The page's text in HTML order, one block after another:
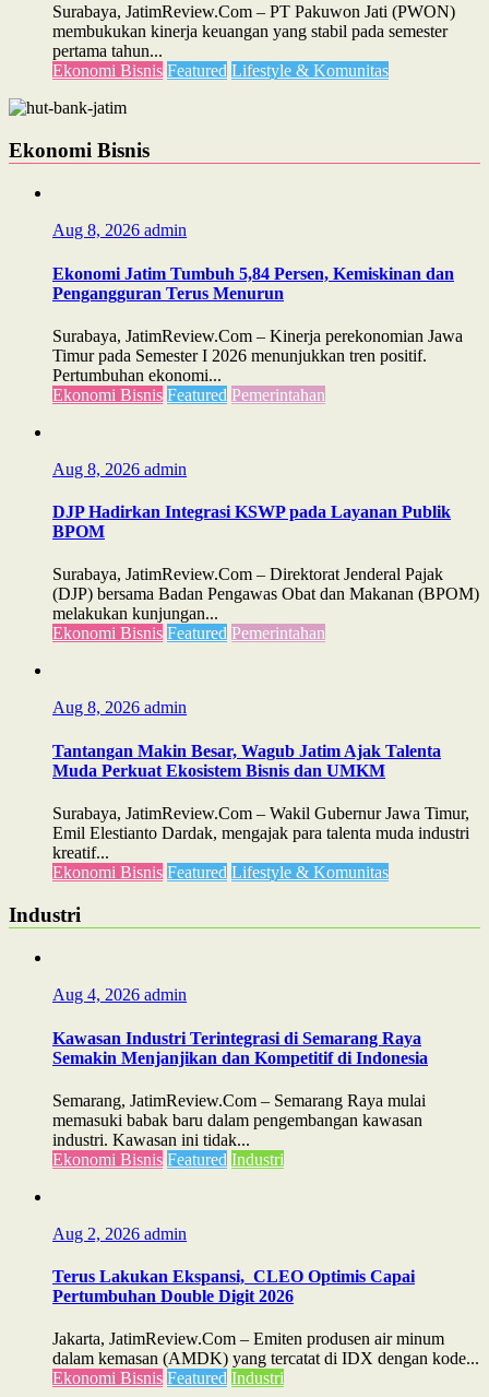
Surabaya, JatimReview.Com – PT Pakuwon Jati (PWON)
membukukan kinerja keuangan yang stabil pada semester
pertama tahun...
Ekonomi Bisnis Featured Lifestyle & Komunitas
Ekonomi Bisnis
Aug 8, 2026 admin
Ekonomi Jatim Tumbuh 5,84 Persen, Kemiskinan dan
Pengangguran Terus Menurun
Surabaya, JatimReview.Com – Kinerja perekonomian Jawa
Timur pada Semester I 2026 menunjukkan tren positif.
Pertumbuhan ekonomi...
Ekonomi Bisnis Featured Pemerintahan
Aug 8, 2026 admin
DJP Hadirkan Integrasi KSWP pada Layanan Publik
BPOM
Surabaya, JatimReview.Com – Direktorat Jenderal Pajak
(DJP) bersama Badan Pengawas Obat dan Makanan (BPOM)
melakukan kunjungan...
Ekonomi Bisnis Featured Pemerintahan
Aug 8, 2026 admin
Tantangan Makin Besar, Wagub Jatim Ajak Talenta
Muda Perkuat Ekosistem Bisnis dan UMKM
Surabaya, JatimReview.Com – Wakil Gubernur Jawa Timur,
Emil Elestianto Dardak, mengajak para talenta muda industri
kreatif...
Ekonomi Bisnis Featured Lifestyle & Komunitas
Industri
Aug 4, 2026 admin
Kawasan Industri Terintegrasi di Semarang Raya
Semakin Menjanjikan dan Kompetitif di Indonesia
Semarang, JatimReview.Com – Semarang Raya mulai
memasuki babak baru dalam pengembangan kawasan
industri. Kawasan ini tidak...
Ekonomi Bisnis Featured Industri
Aug 2, 2026 admin
Terus Lakukan Ekspansi, CLEO Optimis Capai
Pertumbuhan Double Digit 2026
Jakarta, JatimReview.Com – Emiten produsen air minum
dalam kemasan (AMDK) yang tercatat di IDX dengan kode...
Ekonomi Bisnis Featured Industri